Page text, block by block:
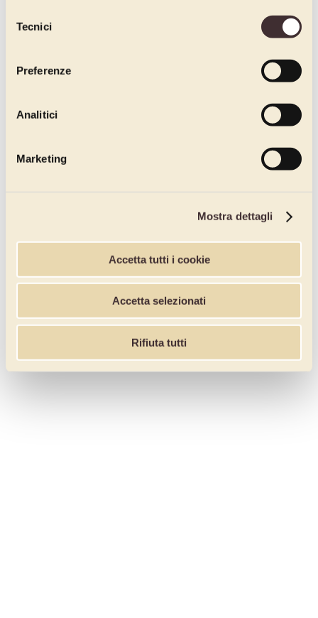
delTecnici
Preferenze
Analitici
Marketing
Mostra dettagli
Accetta tutti i cookie
Accetta selezionati
Rifiuta tutti